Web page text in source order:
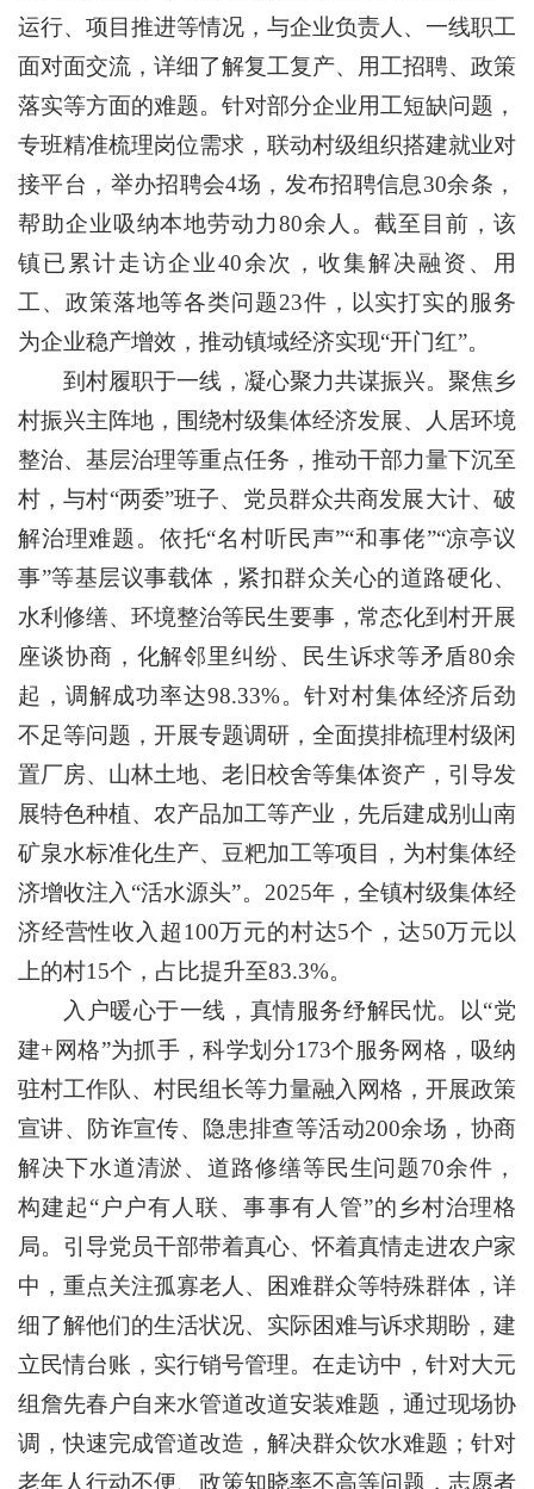
运行、项目推进等情况，与企业负责人、一线职工
面对面交流，详细了解复工复产、用工招聘、政策
落实等方面的难题。针对部分企业用工短缺问题，
专班精准梳理岗位需求，联动村级组织搭建就业对
接平台，举办招聘会4场，发布招聘信息30余条，
帮助企业吸纳本地劳动力80余人。截至目前，该
镇已累计走访企业40余次，收集解决融资、用
工、政策落地等各类问题23件，以实打实的服务
为企业稳产增效，推动镇域经济实现“开门红”。
到村履职于一线，凝心聚力共谋振兴。聚焦乡
村振兴主阵地，围绕村级集体经济发展、人居环境
整治、基层治理等重点任务，推动干部力量下沉至
村，与村“两委”班子、党员群众共商发展大计、破
解治理难题。依托“名村听民声”“和事佬”“凉亭议
事”等基层议事载体，紧扣群众关心的道路硬化、
水利修缮、环境整治等民生要事，常态化到村开展
座谈协商，化解邻里纠纷、民生诉求等矛盾80余
起，调解成功率达98.33%。针对村集体经济后劲
不足等问题，开展专题调研，全面摸排梳理村级闲
置厂房、山林土地、老旧校舍等集体资产，引导发
展特色种植、农产品加工等产业，先后建成别山南
矿泉水标准化生产、豆粑加工等项目，为村集体经
济增收注入“活水源头”。2025年，全镇村级集体经
济经营性收入超100万元的村达5个，达50万元以
上的村15个，占比提升至83.3%。
入户暖心于一线，真情服务纾解民忧。以“党
建+网格”为抓手，科学划分173个服务网格，吸纳
驻村工作队、村民组长等力量融入网格，开展政策
宣讲、防诈宣传、隐患排查等活动200余场，协商
解决下水道清淤、道路修缮等民生问题70余件，
构建起“户户有人联、事事有人管”的乡村治理格
局。引导党员干部带着真心、怀着真情走进农户家
中，重点关注孤寡老人、困难群众等特殊群体，详
细了解他们的生活状况、实际困难与诉求期盼，建
立民情台账，实行销号管理。在走访中，针对大元
组詹先春户自来水管道改道安装难题，通过现场协
调，快速完成管道改造，解决群众饮水难题；针对
老年人行动不便、政策知晓率不高等问题，志愿者